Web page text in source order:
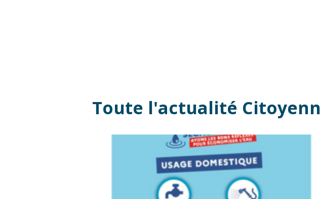
Toute l'actualité